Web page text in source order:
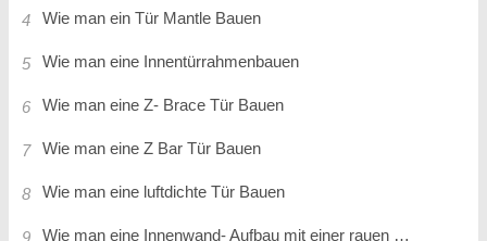
Wie man ein Tür Mantle Bauen
Wie man eine Innentürrahmenbauen
Wie man eine Z- Brace Tür Bauen
Wie man eine Z Bar Tür Bauen
Wie man eine luftdichte Tür Bauen
Wie man eine Innenwand- Aufbau mit einer rauen Türöffnung